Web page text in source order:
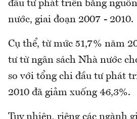
đầu tư phát triển bằng
nước, giai đoạn 2007 - 2010.
Cụ thể, từ mức 51,7% năm
tư từ ngân sách Nhà nước
so với tổng chi đầu tư phát
2010 đã giảm xuống 46,3%.